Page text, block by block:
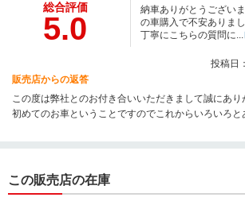
総合評価
5.0
納車ありがとうござい
の車購入で不安ありま
丁寧にこちらの質問に...
投稿日
販売店からの返答
この度は弊社とのお付き合いいただきまして誠にあり
初めてのお車ということですのでこれからいろいろ
す。
この販売店の在庫